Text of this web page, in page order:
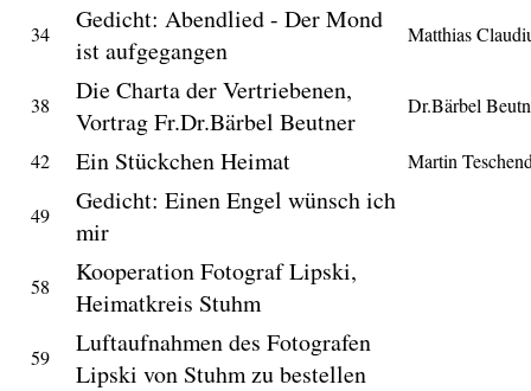
34
Gedicht: Abendlied - Der Mond
ist aufgegangen
Matthias
38
Die Charta der Vertriebenen,
Vortrag Fr.Dr.Bärbel Beutner
Dr.Bärbel
42 Ein Stückchen Heimat Martin
49
Gedicht: Einen Engel wünsch ich
mir
58
Kooperation Fotograf Lipski,
Heimatkreis Stuhm
59
Luftaufnahmen des Fotografen
Lipski von Stuhm zu bestellen